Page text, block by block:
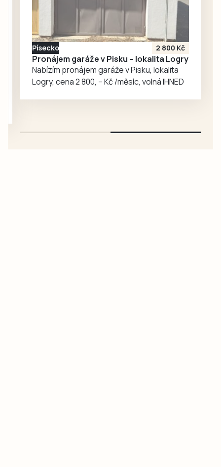
bude studovat
mezinárodní
obchod a zároveň
nastupovat za
univerzitní tým. V
rozhovoru
popisuje cestu za
svým snem,
náročný přijímací…
Písecko 2 800 Kč
Pronájem garáže v Pisku – lokalita Logry
Nabízím pronájem garáže v Pisku, lokalita
Logry, cena 2 800, – Kč /měsíc, volná IHNED